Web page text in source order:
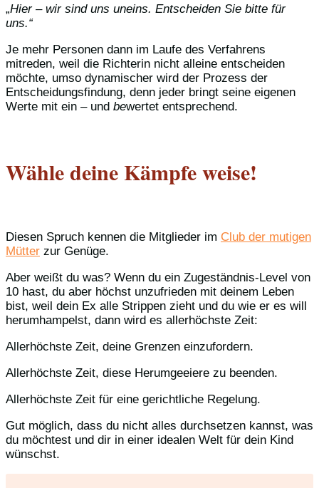
„Hier – wir sind uns uneins. Entscheiden Sie bitte für
uns.“
Je mehr Personen dann im Laufe des Verfahrens
mitreden, weil die Richterin nicht alleine entscheiden
möchte, umso dynamischer wird der Prozess der
Entscheidungsfindung, denn jeder bringt seine eigenen
Werte mit ein – und bewertet entsprechend.
Wähle deine Kämpfe weise!
Diesen Spruch kennen die Mitglieder im Club der mutigen
Mütter zur Genüge.
Aber weißt du was? Wenn du ein Zugeständnis-Level von
10 hast, du aber höchst unzufrieden mit deinem Leben
bist, weil dein Ex alle Strippen zieht und du wie er es will
herumhampelst, dann wird es allerhöchste Zeit:
Allerhöchste Zeit, deine Grenzen einzufordern.
Allerhöchste Zeit, diese Herumgeeiere zu beenden.
Allerhöchste Zeit für eine gerichtliche Regelung.
Gut möglich, dass du nicht alles durchsetzen kannst, was
du möchtest und dir in einer idealen Welt für dein Kind
wünschst.